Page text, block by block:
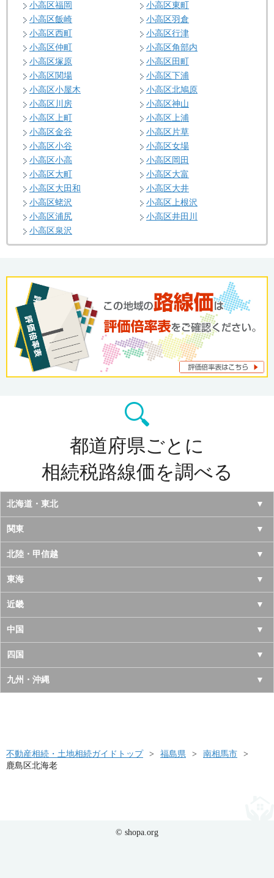
小高区福岡
小高区東町
小高区飯崎
小高区羽倉
小高区西町
小高区行津
小高区仲町
小高区角部内
小高区塚原
小高区田町
小高区関場
小高区下浦
小高区小屋木
小高区北鳩原
小高区川房
小高区神山
小高区上町
小高区上浦
小高区金谷
小高区片草
小高区小谷
小高区女場
小高区小高
小高区岡田
小高区大町
小高区大富
小高区大田和
小高区大井
小高区蛯沢
小高区上根沢
小高区浦尻
小高区井田川
小高区泉沢
都道府県ごとに
相続税路線価を調べる
北海道・東北
北海道
青森県
岩手県
宮城県
秋田県
山形県
福島県
関東
東京都
神奈川県
千葉県
埼玉県
茨城県
栃木県
北陸・甲信越
山梨県
長野県
新潟県
富山県
石川県
東海
愛知県
岐阜県
三重県
静岡県
近畿
大阪府
京都府
兵庫県
和歌山県
中国
鳥取県
島根県
山口県
四国
徳島県
高知県
九州・沖縄
長崎県
不動産相続・土地相続ガイドトップ 福島県
南相馬市
鹿島区北海老
© shopa.org